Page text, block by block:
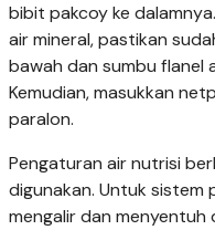
bibit pakcoy ke
air mineral, pastikan
bawah dan sumbu flanel
Kemudian, masukkan
paralon.
Pengaturan air nutrisi
digunakan. Untuk sistem
mengalir dan